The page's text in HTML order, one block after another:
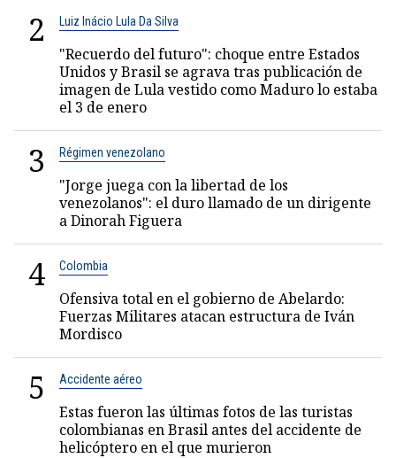
2 Luiz Inácio Lula Da Silva
"Recuerdo del futuro": choque entre Estados
Unidos y Brasil se agrava tras publicación de
imagen de Lula vestido como Maduro lo estaba
el 3 de enero
3 Régimen venezolano
"Jorge juega con la libertad de los
venezolanos": el duro llamado de un dirigente
a Dinorah Figuera
4 Colombia
Ofensiva total en el gobierno de Abelardo:
Fuerzas Militares atacan estructura de Iván
Mordisco
5 Accidente aéreo
Estas fueron las últimas fotos de las turistas
colombianas en Brasil antes del accidente de
helicóptero en el que murieron